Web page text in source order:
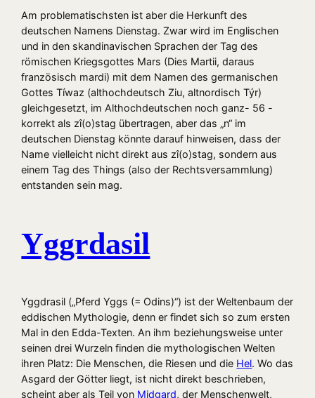
Am problematischsten ist aber die Herkunft des
deutschen Namens Dienstag. Zwar wird im Englischen
und in den skandinavischen Sprachen der Tag des
römischen Kriegsgottes Mars (Dies Martii, daraus
französisch mardi) mit dem Namen des germanischen
Gottes Tíwaz (althochdeutsch Ziu, altnordisch Týr)
gleichgesetzt, im Althochdeutschen noch ganz- 56 -
korrekt als zî(o)stag übertragen, aber das „n“ im
deutschen Dienstag könnte darauf hinweisen, dass der
Name vielleicht nicht direkt aus zî(o)stag, sondern aus
einem Tag des Things (also der Rechtsversammlung)
entstanden sein mag.
Yggrdasil
Yggdrasil („Pferd Yggs (= Odins)“) ist der Weltenbaum der
eddischen Mythologie, denn er findet sich so zum ersten
Mal in den Edda-Texten. An ihm beziehungsweise unter
seinen drei Wurzeln finden die mythologischen Welten
ihren Platz: Die Menschen, die Riesen und die Hel. Wo das
Asgard der Götter liegt, ist nicht direkt beschrieben,
scheint aber als Teil von Midgard, der Menschenwelt,